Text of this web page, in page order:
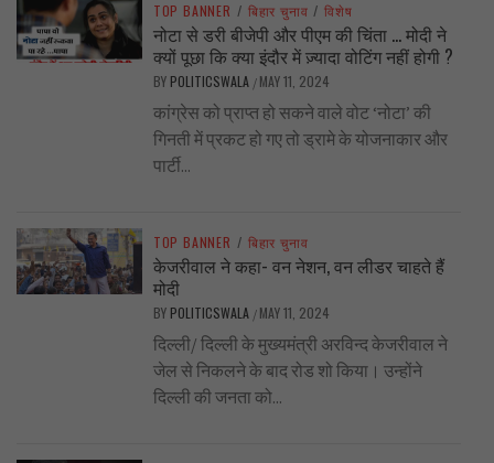
TOP BANNER / बिहार चुनाव / विशेष
नोटा से डरी बीजेपी और पीएम की चिंता … मोदी ने
क्यों पूछा कि क्या इंदौर में ज़्यादा वोटिंग नहीं होगी ?
BY POLITICSWALA / MAY 11, 2024
कांग्रेस को प्राप्त हो सकने वाले वोट ‘नोटा’ की
गिनती में प्रकट हो गए तो ड्रामे के योजनाकार और
पार्टी...
TOP BANNER / बिहार चुनाव
केजरीवाल ने कहा- वन नेशन, वन लीडर चाहते हैं
मोदी
BY POLITICSWALA / MAY 11, 2024
दिल्ली/ दिल्ली के मुख्यमंत्री अरविन्द केजरीवाल ने
जेल से निकलने के बाद रोड शो किया। उन्होंने
दिल्ली की जनता को...